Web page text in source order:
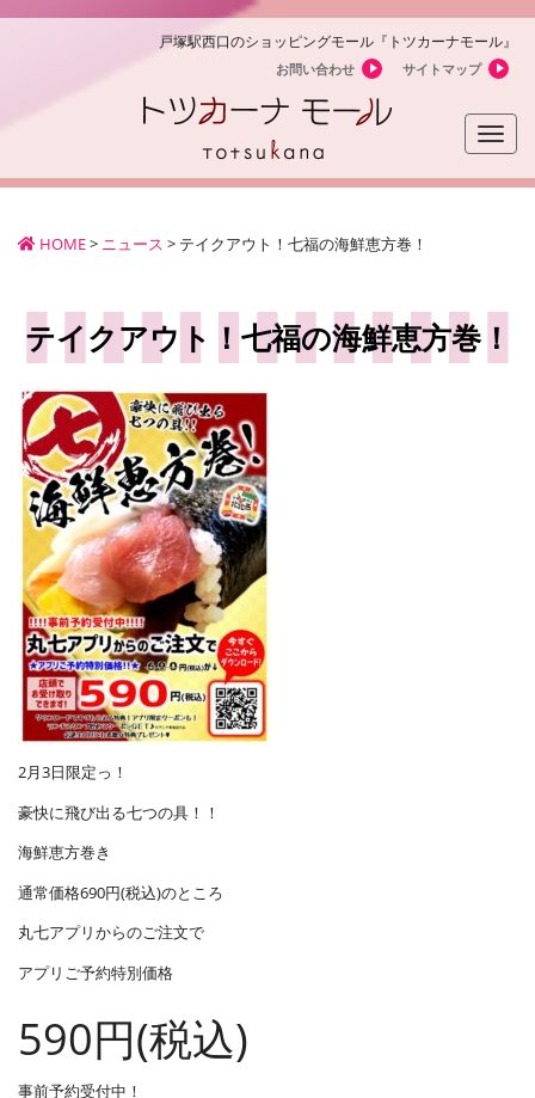
戸塚駅西口のショッピングモール『トツカーナモール』
お問い合わせ サイトマップ
Toggle
HOME> ニュース > テイクアウト！七福の海鮮恵方巻！
テイクアウト！七福の海鮮恵方巻！
2月3日限定っ！
豪快に飛び出る七つの具！！
海鮮恵方巻き
通常価格690円(税込)のところ
丸七アプリからのご注文で
アプリご予約特別価格
590円(税込)
事前予約受付中！